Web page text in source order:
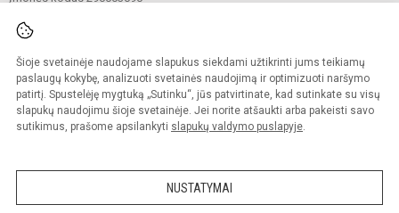
Šioje svetainėje naudojame slapukus siekdami užtikrinti jums teikiamų
paslaugų kokybę, analizuoti svetainės naudojimą ir optimizuoti naršymo
patirtį. Spustelėję mygtuką „Sutinku“, jūs patvirtinate, kad sutinkate su visų
slapukų naudojimu šioje svetainėje. Jei norite atšaukti arba pakeisti savo
sutikimus, prašome apsilankyti slapukų valdymo puslapyje.
NUSTATYMAI
© 2021. Vilniaus Žygimanto Augusto progimnazija. Visos teisės saugomos.
Kopijuoti turinį be raštiško mokyklos sutikimo griežtai draudžiama.
Versija neįgaliesiems Slapukų valdymas